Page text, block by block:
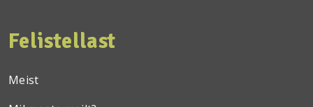
Felistellast
Meist